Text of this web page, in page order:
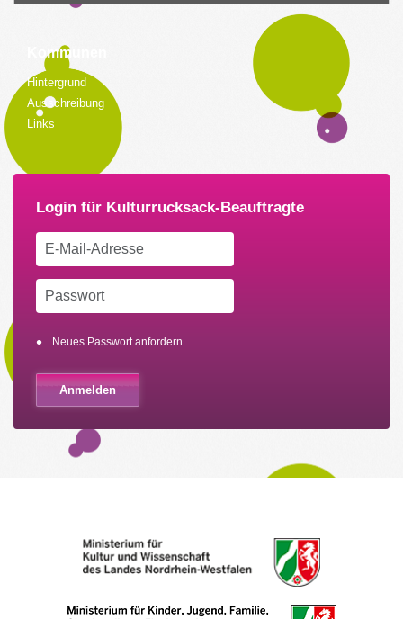
Kommunen
Hintergrund
Ausschreibung
Links
Neues Passwort anfordern